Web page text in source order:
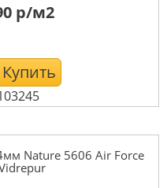
р/м2
Купить
Nature 5606 Air Force